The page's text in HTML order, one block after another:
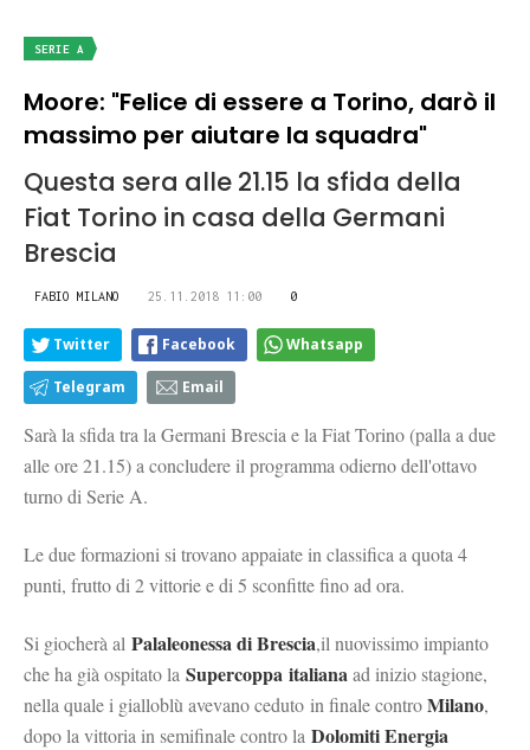
SERIE A
Moore: "Felice di essere a Torino, darò il
massimo per aiutare la squadra"
Questa sera alle 21.15 la sfida della
Fiat Torino in casa della Germani
Brescia
FABIO MILANO 25.11.2018 11:00 0
Twitter Facebook Whatsapp
Telegram Email
Sarà la sfida tra la Germani Brescia e la Fiat Torino (palla a due
alle ore 21.15) a concludere il programma odierno dell'ottavo
turno di Serie A.
Le due formazioni si trovano appaiate in classifica a quota 4
punti, frutto di 2 vittorie e di 5 sconfitte fino ad ora.
Si giocherà al Palaleonessa di Brescia,il nuovissimo impianto
che ha già ospitato la Supercoppa italiana ad inizio stagione,
nella quale i gialloblù avevano ceduto in finale controMilano,
dopo la vittoria in semifinale contro la Dolomiti Energia